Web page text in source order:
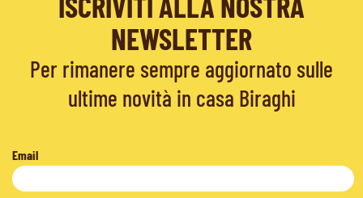
NEWSLETTER
Per rimanere sempre aggiornato sulle
ultime novità in casa Biraghi
Email